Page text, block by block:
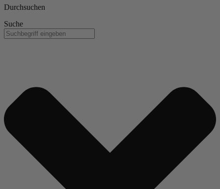
Durchsuchen
Suche